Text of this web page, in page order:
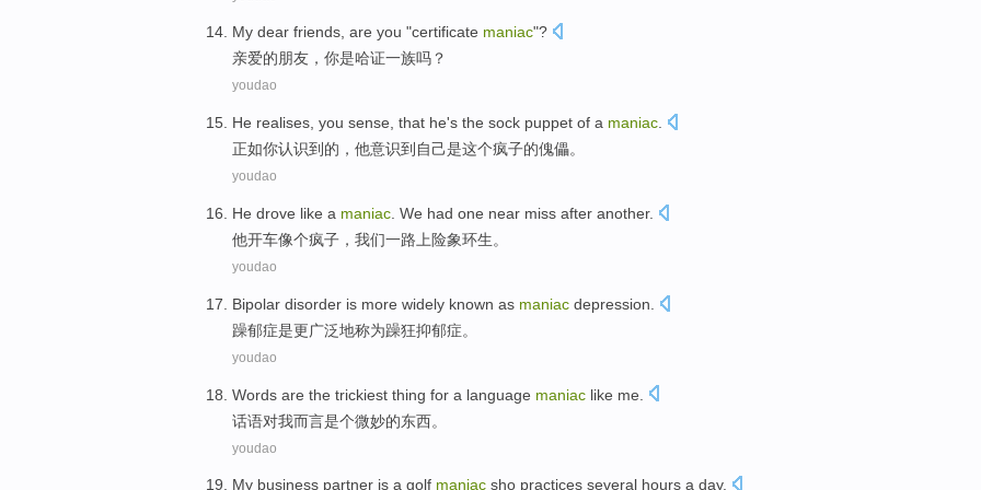
My dear friends, are you "certificate maniac"?
亲爱的朋友 ， 你是哈证一族吗？
youdao
He realises you sense, that he's the sock puppet of a maniac
正如你认识到 的 ， 他意识到 自己是这个疯子的傀儡。
youdao
He drove like a maniac We had one near miss after another.
他开车像个疯子 ， 我们一路上险象环生。
youdao
Bipolar disorder is more widely known as maniac depression
躁郁症是更广泛地称为躁狂抑郁症。
youdao
Words are the trickiest thing for a language maniac like me
话语对我而言是个微妙的东西。
youdao
My business partner is a golf maniac sho practices several hours a day.